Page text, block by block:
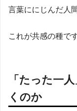
言葉ににじんだ人
これが共感の種です
「たった一
くのか